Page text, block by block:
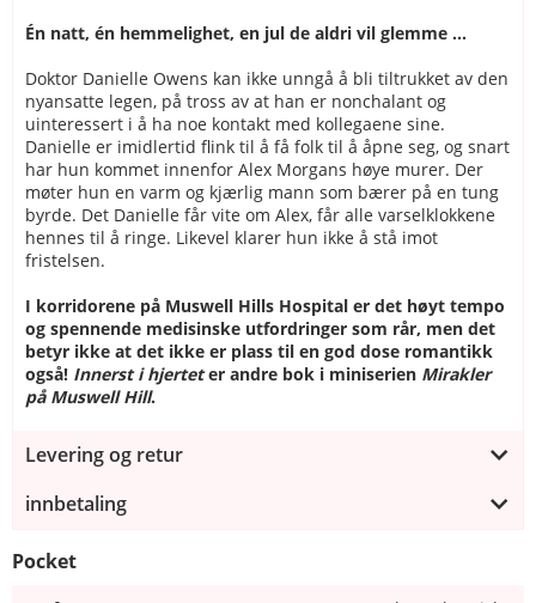
Én natt, én hemmelighet, en jul de aldri vil glemme ...
Doktor Danielle Owens kan ikke unngå å bli tiltrukket av den
nyansatte legen, på tross av at han er nonchalant og
uinteressert i å ha noe kontakt med kollegaene sine.
Danielle er imidlertid flink til å få folk til å åpne seg, og snart
har hun kommet innenfor Alex Morgans høye murer. Der
møter hun en varm og kjærlig mann som bærer på en tung
byrde. Det Danielle får vite om Alex, får alle varselklokkene
hennes til å ringe. Likevel klarer hun ikke å stå imot
fristelsen.
I korridorene på Muswell Hills Hospital er det høyt tempo
og spennende medisinske utfordringer som rår, men det
betyr ikke at det ikke er plass til en god dose romantikk
også! Innerst i hjerteter andre bok i miniserien Mirakler
på Muswell Hill.
Levering og retur
innbetaling
Pocket